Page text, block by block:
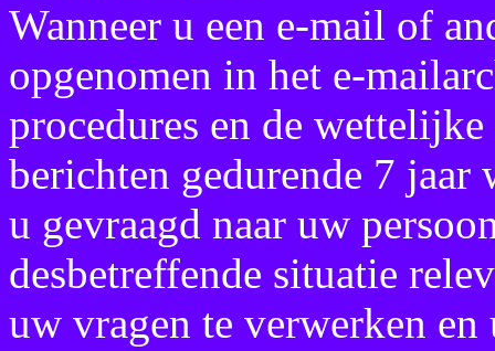
Wanneer u een e-mail of
opgenomen in het e-
procedures en de
berichten gedurende 7 jaar
u gevraagd naar uw
desbetreffende situatie
uw vragen te verwerken